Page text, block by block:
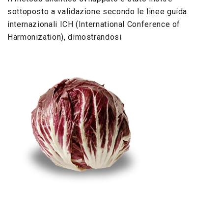
sottoposto a validazione secondo le linee guida
internazionali ICH (International Conference of
Harmonization),dimostrandosi